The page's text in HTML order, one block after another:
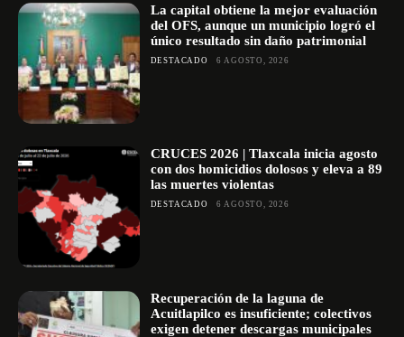
La capital obtiene la mejor evaluación
del OFS, aunque un municipio logró el
único resultado sin daño patrimonial
DESTACADO 6 AGOSTO, 2026
CRUCES 2026 | Tlaxcala inicia agosto
con dos homicidios dolosos y eleva a 89
las muertes violentas
DESTACADO 6 AGOSTO, 2026
Recuperación de la laguna de
Acuitlapilco es insuficiente; colectivos
exigen detener descargas municipales